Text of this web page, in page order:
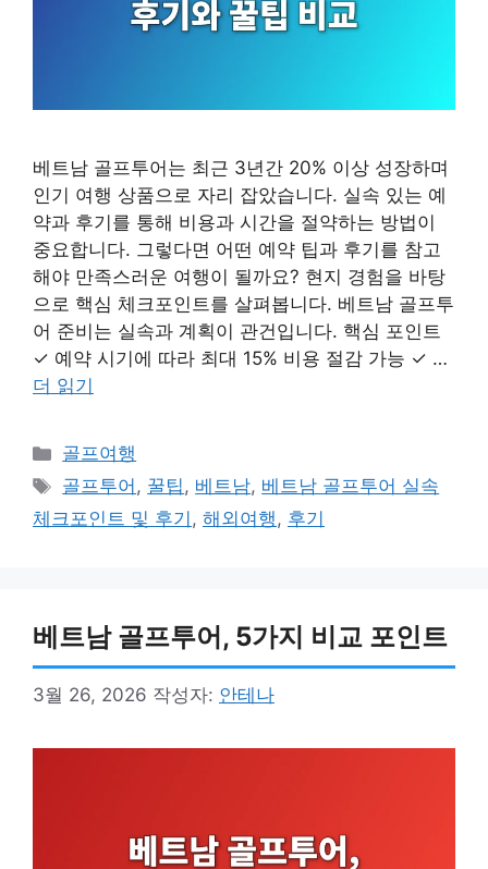
베트남 골프투어는 최근 3년간 20% 이상 성장하며
인기 여행 상품으로 자리 잡았습니다. 실속 있는 예
약과 후기를 통해 비용과 시간을 절약하는 방법이
중요합니다. 그렇다면 어떤 예약 팁과 후기를 참고
해야 만족스러운 여행이 될까요? 현지 경험을 바탕
으로 핵심 체크포인트를 살펴봅니다. 베트남 골프투
어 준비는 실속과 계획이 관건입니다. 핵심 포인트
✓ 예약 시기에 따라 최대 15% 비용 절감 가능 ✓ …
더 읽기
카
테
리
골프여행
태
그
골프투어 , 꿀팁, 베트남, 베트남 골프투어 실속
체크포인트 및 후기 , 해외여행, 후기
베트남 골프투어, 5가지 비교 포인트
3월 26, 2026 작성자: 안테나